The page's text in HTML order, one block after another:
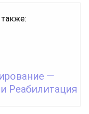
—
Реабилитация